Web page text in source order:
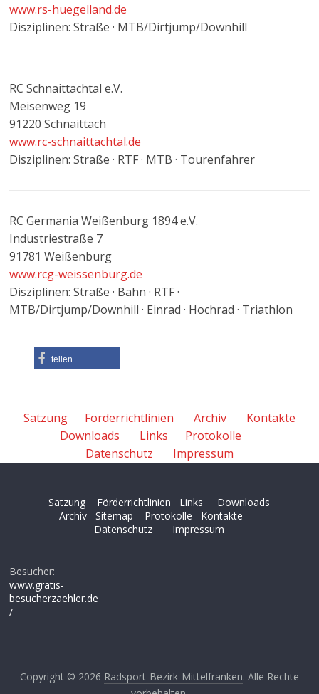
www.rs-huegelland.de
Disziplinen: Straße · MTB/Dirtjump/Downhill
RC Schnaittachtal e.V.
Meisenweg 19
91220 Schnaittach
www.rc-schnaittachtal.de
Disziplinen: Straße · RTF · MTB · Tourenfahrer
RC Germania Weißenburg 1894 e.V.
Industriestraße 7
91781 Weißenburg
www.rcg-weissenburg.de
Disziplinen: Straße · Bahn · RTF ·
MTB/Dirtjump/Downhill · Einrad · Hochrad · Triathlon
teilen
Satzung Förderrichtlinien Archiv
Kontakte
Downloads
Links
Protokolle
Datenschutz
Impressum
Satzung Förderrichtlinien Links
Downloads
Archiv
Sitemap Protokolle
Kontakte
Datenschutz
Impressum
Besucher:
www.gratis-
besucherzaehler.de
/
Copyright © 2026 Radsport-Bezirk-Mittelfranken. Alle Rechte